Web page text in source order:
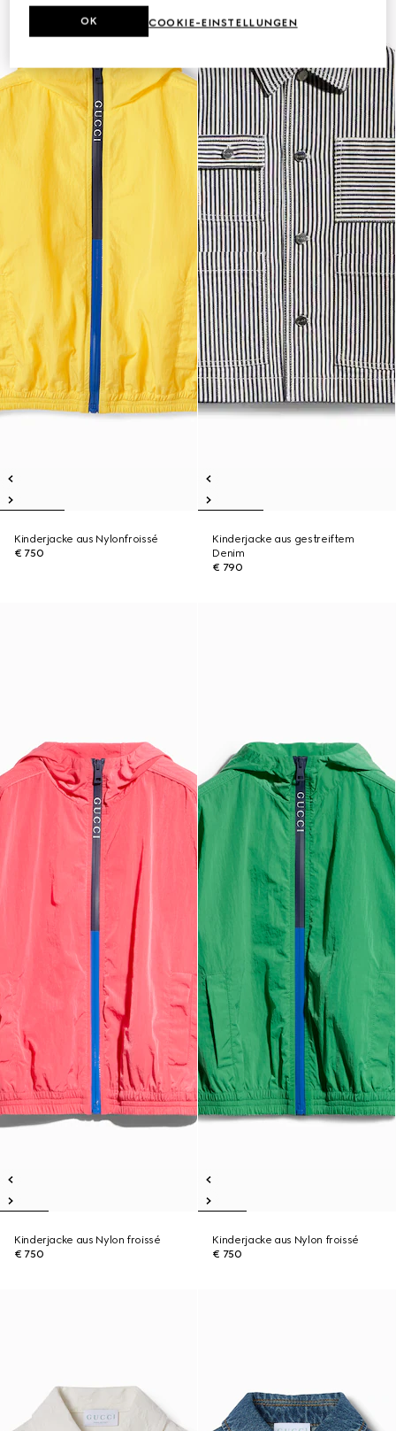
Kinderjacke aus Nylonfroissé
€ 750
Kinderjacke aus gestreiftem
Denim
€ 790
Kinderjacke aus Nylon froissé
€ 750
Kinderjacke aus Nylon froissé
€ 750
COOKIE-EINSTELLUNGEN
OK